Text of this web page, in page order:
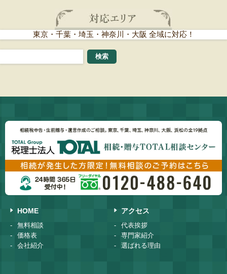
東京・千葉・埼玉・神奈川・大阪 全域に対応！
HOME
無料相談
価格表
会社紹介
アクセス
代表挨拶
専門家紹介
選ばれる理由